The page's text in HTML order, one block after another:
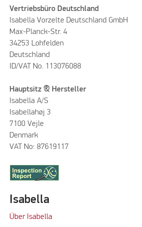
Vertriebsbüro Deutschland
Isabella Vorzelte Deutschland GmbH
Max-Planck-Str. 4
34253 Lohfelden
Deutschland
ID/VAT No. 113076088
Hauptsitz & Hersteller
Isabella A/S
Isabellahøj 3
7100 Vejle
Denmark
VAT No: 87619117
Isabella
Über Isabella